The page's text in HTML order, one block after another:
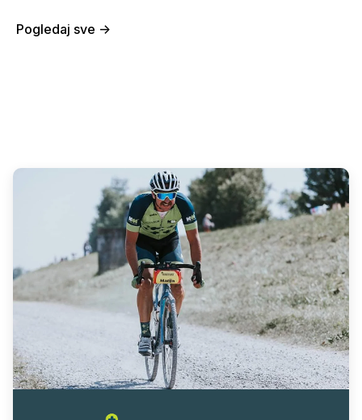
Pogledaj sve ->